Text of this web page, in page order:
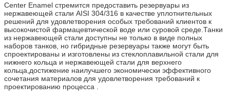
Center Enamel стремится предоставить резервуары из
нержавеющей стали AISI 304/316 в качестве уплотнительных
решений для удовлетворения особых требований клиентов к
высокочистой фармацевтической воде или суровой среде.Танки
из нержавеющей стали доступны не только в виде полных
наборов танков, но гибридные резервуары также могут быть
спроектированы и изготовлены из стеклоплавильной стали для
нижнего кольца и нержавеющей стали для верхнего
кольца,достижение наилучшего экономически эффективного
сочетания материалов для удовлетворения требований к
проектированию процесса .